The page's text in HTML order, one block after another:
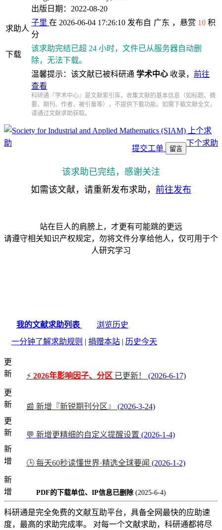
出版日期：2022-08-20
求助人
子里 在 2026-06-04 17:26:10 发布自 广东 ，悬赏 10 积
分
下载
该求助完结已超 24 小时，文件已从服务器自动删
除，无法下载。
温馨提示：该文献已被科研通 学术中心 收录， 前往
查看
科研通『学术中心』是文献索引库，收集文献的基本信息（如标题、摘
要、期刊、作者、被引量等），不提供下载功能。如需下载文献全文，
请通过文献求助获取。
上个求
助
下个求助
提交工单 留言
该求助已完结，感谢关注
如需该文献，请重新发布求助， 前往发布
站在巨人的肩膀上，才更有可能跳的更远
请遵守相关知识产权规定，勿将文件分享给他人，仅可用于个
人研究学习
我的文献求助列表
浏览历史
一分钟了解求助规则 | 捐赠本站 | 历史今天
更
新
⚡ 2026年影响因子、分区 已更新！
(2026-6-17)
更
新
📰 新增『新锐期刊分区』
(2026-3-24)
更
新
💬 新增更精细的自定义提醒设置 (2026-1-4)
新
增
🕒 每天60秒读懂世界·精选全球要闻 (2026-1-2)
新
增
PDF的下载单位、IP信息已删除 (2025-6-4)
科研通是完全免费的文献互助平台，具备全网最快的应助速
度，最高的求助完成率。 对每一个文献求助，科研通都将尽